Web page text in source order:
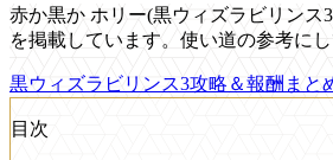
赤か黒か ホリー(黒ウィズラビリンス
を掲載しています。使い道の参考にし
黒ウィズラビリンス3攻略＆報酬まと
目次